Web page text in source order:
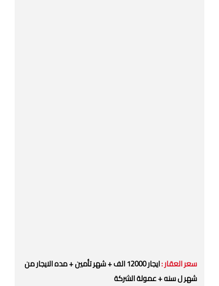
سعر العقار :
ايجار 12000 الف + شهر تأمين + مده الايجار من
شهر ل سنه + عمولة الشركة